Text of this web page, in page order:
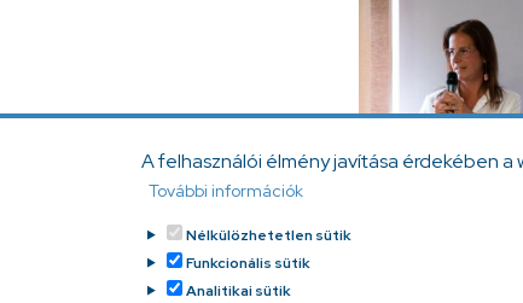
A felhasználói élmény javítása érdekében
További információk
Nélkülözhetetlen sütik
Funkcionális sütik
Analitikai sütik